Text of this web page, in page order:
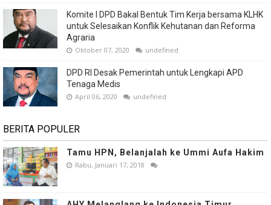
Komite I DPD Bakal Bentuk Tim Kerja bersama KLHK
untuk Selesaikan Konflik Kehutanan dan Reforma
Agraria
Oktober 07, 2020 undefined
DPD RI Desak Pemerintah untuk Lengkapi APD
Tenaga Medis
April 06, 2020 undefined
BERITA POPULER
Tamu HPN, Belanjalah ke Ummi Aufa Hakim
Rabu, Januari 17, 2018